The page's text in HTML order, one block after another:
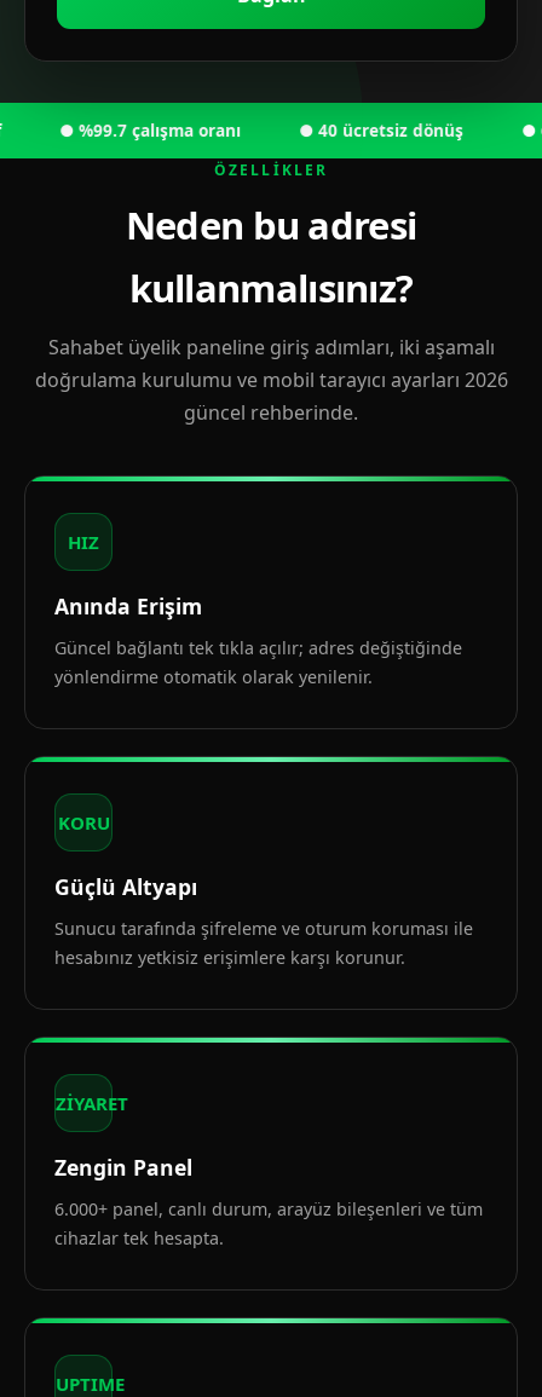
● %99.7 çalışma oranı ● 40 ücretsiz dönüş ●
ÖZELLIKLER
Neden bu adresi
kullanmalısınız?
Sahabet üyelik paneline giriş adımları, iki aşamalı
doğrulama kurulumu ve mobil tarayıcı ayarları 2026
güncel rehberinde.
HIZ
Anında Erişim
Güncel bağlantı tek tıkla açılır; adres değiştiğinde
yönlendirme otomatik olarak yenilenir.
KORU
Güçlü Altyapı
Sunucu tarafında şifreleme ve oturum koruması ile
hesabınız yetkisiz erişimlere karşı korunur.
ZİYARET
Zengin Panel
6.000+ panel, canlı durum, arayüz bileşenleri ve tüm
cihazlar tek hesapta.
UPTIME